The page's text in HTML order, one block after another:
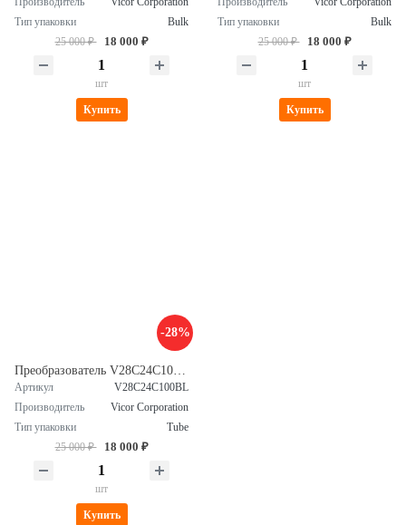
Тип упаковки
Bulk
25 000 ₽
18 000 ₽
шт
Купить
Тип упаковки
Bulk
25 000 ₽
18 000 ₽
шт
Купить
-28%
Артикул
V28C24C100BL
Производитель
Vicor Corporation
Тип упаковки
Tube
25 000 ₽
18 000 ₽
шт
Купить